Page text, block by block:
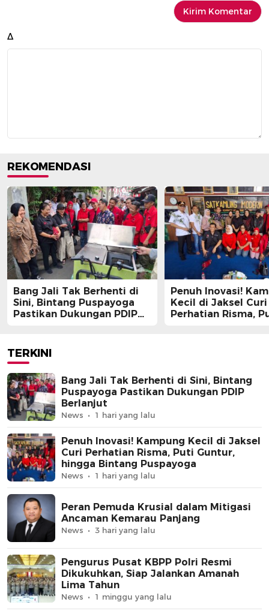
Δ
REKOMENDASI
Bang Jali Tak Berhenti di
Sini, Bintang Puspayoga
Pastikan Dukungan PDIP
Penuh Inovasi!
Kecil di Jaksel Curi
Perhatian Risma,
TERKINI
Bang Jali Tak Berhenti di Sini, Bintang
Puspayoga Pastikan Dukungan PDIP
Berlanjut
News 1 hari yang lalu
Penuh Inovasi! Kampung Kecil di Jaksel
Curi Perhatian Risma, Puti Guntur,
hingga Bintang Puspayoga
News 1 hari yang lalu
Peran Pemuda Krusial dalam Mitigasi
Ancaman Kemarau Panjang
News 3 hari yang lalu
Pengurus Pusat KBPP Polri Resmi
Dikukuhkan, Siap Jalankan Amanah
Lima Tahun
News 1 minggu yang lalu